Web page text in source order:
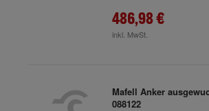
486,98 €
inkl. MwSt.
Mafell Anker
088122